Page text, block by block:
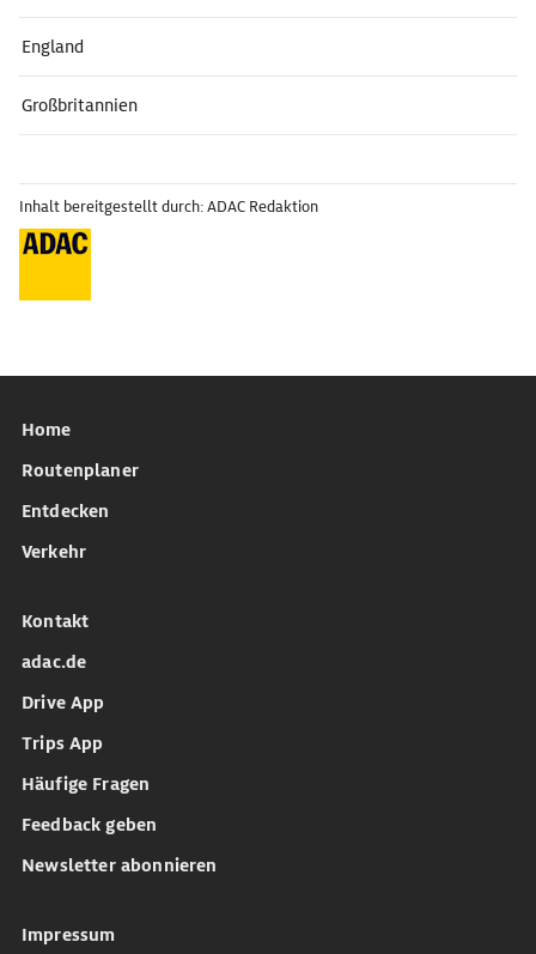
England
Großbritannien
Inhalt bereitgestellt durch: ADAC Redaktion
Home
Routenplaner
Entdecken
Verkehr
Kontakt
adac.de
Drive App
Trips App
Häufige Fragen
Feedback geben
Newsletter abonnieren
Impressum